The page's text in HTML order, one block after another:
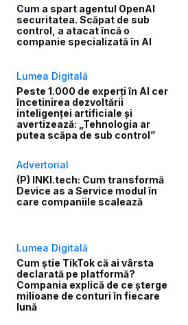
Cum a spart agentul OpenAI
securitatea. Scăpat de sub
control, a atacat încă o
companie specializată în AI
Lumea Digitală
Peste 1.000 de experți în AI cer
încetinirea dezvoltării
inteligenței artificiale și
avertizează: „Tehnologia ar
putea scăpa de sub control”
Advertorial
(P) INKI.tech: Cum transformă
Device as a Service modul în
care companiile scalează
Lumea Digitală
Cum știe TikTok că ai vârsta
declarată pe platformă?
Compania explică de ce șterge
milioane de conturi în fiecare
lună